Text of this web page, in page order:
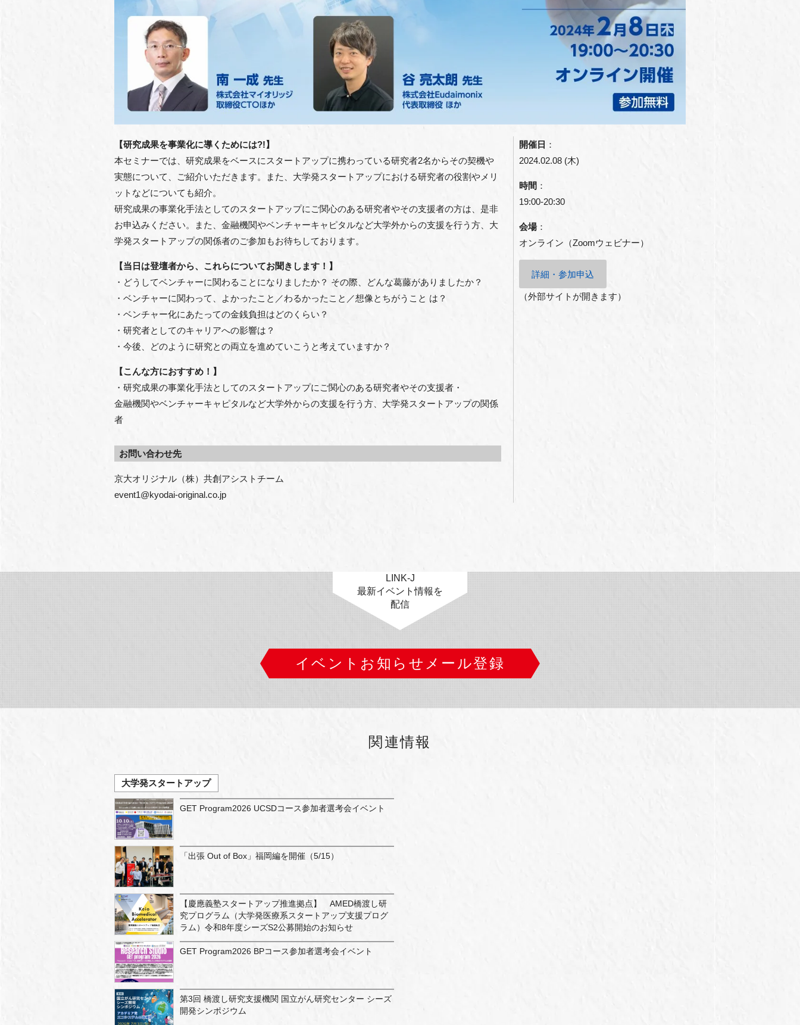
【研究成果を事業化に導くためには?!】
本セミナーでは、研究成果をベースにスタートアップに携わっている研究者2名からその契機や
実態について、ご紹介いただきます。また、大学発スタートアップにおける研究者の役割やメリ
ットなどについても紹介。
研究成果の事業化手法としてのスタートアップにご関心のある研究者やその支援者の方は、是非
お申込みください。また、金融機関やベンチャーキャピタルなど大学外からの支援を行う方、大
学発スタートアップの関係者のご参加もお待ちしております。
【当日は登壇者から、これらについてお聞きします！】
・どうしてベンチャーに関わることになりましたか？ その際、どんな葛藤がありましたか？
・ベンチャーに関わって、よかったこと／わるかったこと／想像とちがうこと は？
・ベンチャー化にあたっての金銭負担はどのくらい？
・研究者としてのキャリアへの影響は？
・今後、どのように研究との両立を進めていこうと考えていますか？
【こんな方におすすめ！】
・研究成果の事業化手法としてのスタートアップにご関心のある研究者やその支援者・
金融機関やベンチャーキャピタルなど大学外からの支援を行う方、大学発スタートアップの関係
者
お問い合わせ先
京大オリジナル（株）共創アシストチーム
event1@kyodai-original.co.jp
開催日 ：
2024.02.08 (木)
時間 ：
19:00-20:30
会場：
オンライン（Zoomウェビナー）
詳細・参加申込
（外部サイトが開きます）
LINK-J
最新イベント情報を
配信
イベントお知らせメール登録
関連情報
大学発スタートアップ
GET Program2026 UCSDコース参加者選考会イベント
「出張 Out of Box」福岡編を開催（5/15）
【慶應義塾スタートアップ推進拠点】 AMED橋渡し研
究プログラム（大学発医療系スタートアップ支援プログ
ラム）令和8年度シーズS2公募開始のお知らせ
GET Program2026 BPコース参加者選考会イベント
第3回 橋渡し研究支援機関 国立がん研究センター シーズ
開発シンポジウム